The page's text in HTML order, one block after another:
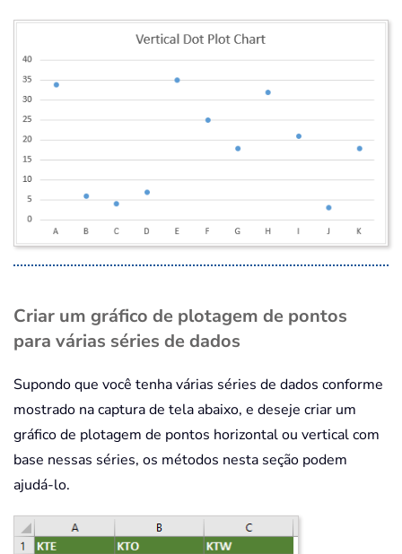
Criar um gráfico de plotagem de pontos
para várias séries de dados
Supondo que você tenha várias séries de dados conforme
mostrado na captura de tela abaixo, e deseje criar um
gráfico de plotagem de pontos horizontal ou vertical com
base nessas séries, os métodos nesta seção podem
ajudá-lo.